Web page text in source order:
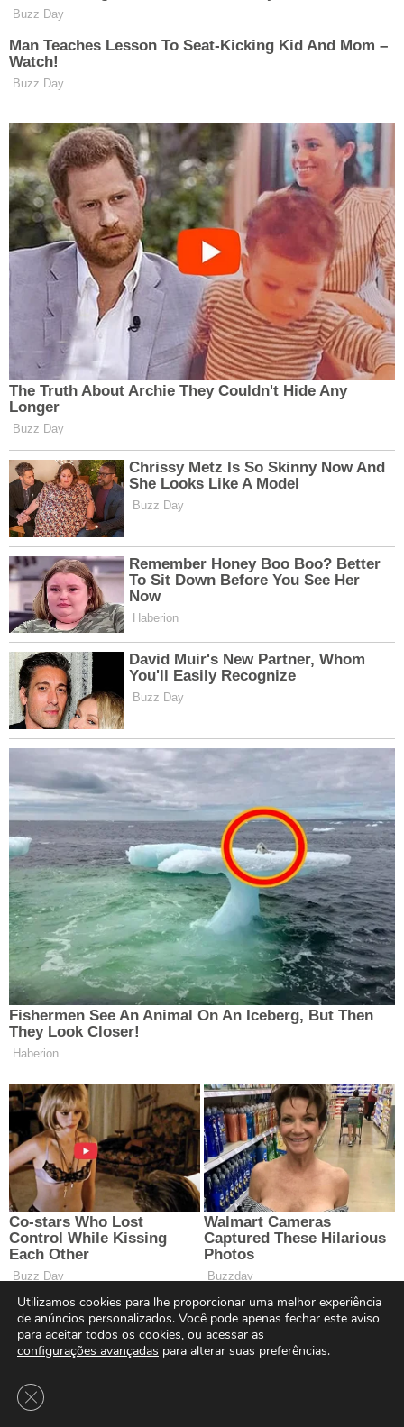
Utilizamos cookies para lhe proporcionar uma melhor experiência
de anúncios personalizados. Você pode apenas fechar este aviso
para aceitar todos os cookies, ou acessar as
configurações avançadas para alterar suas preferências.
Close GDPR Cookie Banner